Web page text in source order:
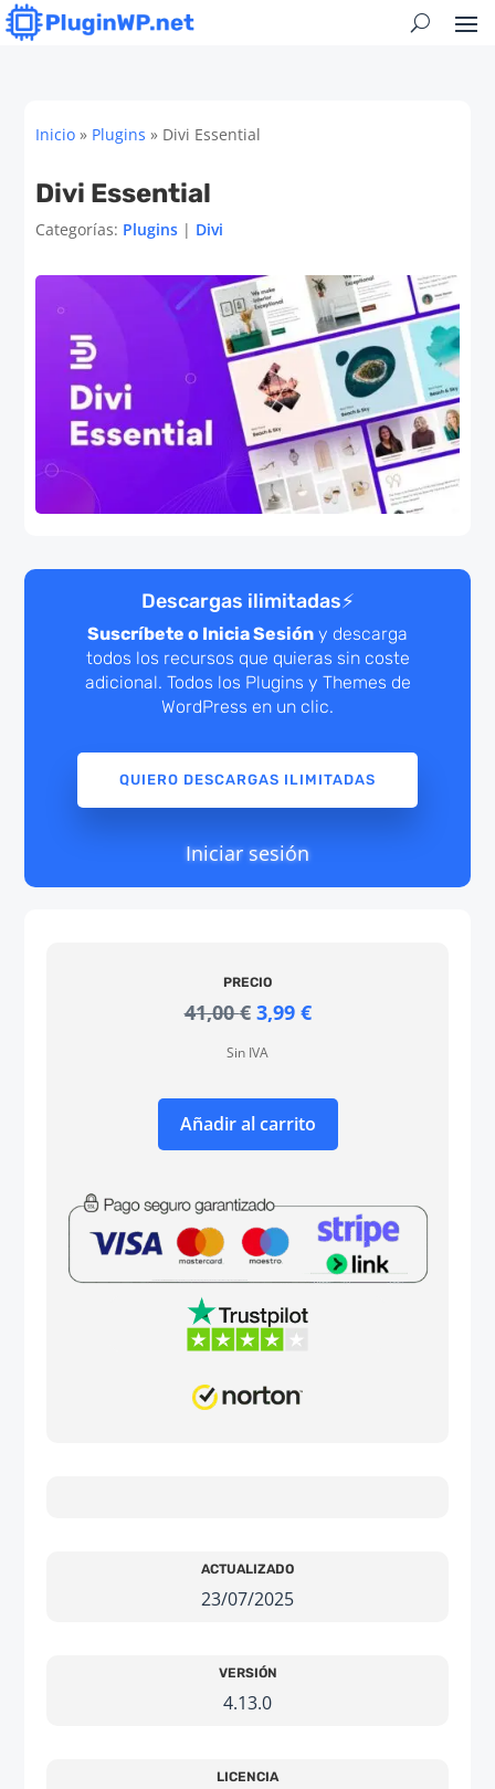
Inicio » Plugins » Divi Essential
Divi Essential
Categorías: Plugins | Divi
Descargas ilimitadas⚡
Suscríbete o Inicia Sesión y descarga
todos los recursos que quieras sin coste
adicional. Todos los Plugins y Themes de
WordPress en un clic.
QUIERO DESCARGAS ILIMITADAS
Iniciar sesión
PRECIO
41,00€ El
original
3,99 €El
3,99 €.
Sin IVA
Añadir al carrito
ACTUALIZADO
23/07/2025
VERSIÓN
4.13.0
LICENCIA